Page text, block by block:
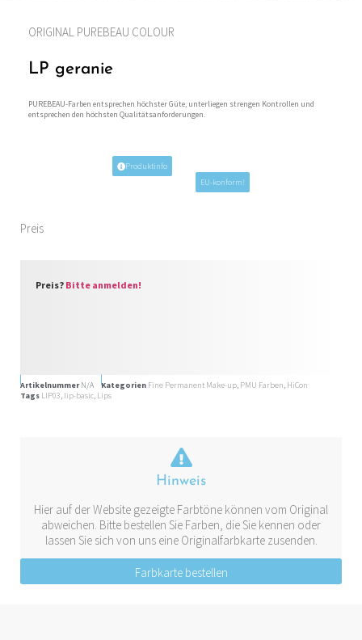
ORIGINAL PUREBEAU COLOUR
LP geranie
PUREBEAU-Farben entsprechen höchster Güte, unterliegen strengen Kontrollen und
entsprechen den höchsten Qualitätsanforderungen.
Produktinfo
EU-konform!
Preis
Preis? Bitte anmelden!
ArtikelnummerN/A Kategorien Fine Permanent Make-up, PMU Farben, HiCon
Tags LIP03, lip-basic, Lips
Hinweis
Hier auf der Website gezeigte Farbtöne können vom Original
abweichen. Bitte bestellen Sie Farben, die Sie kennen oder
lassen Sie sich von uns eine Originalfarbkarte zusenden.
Farbkarte bestellen